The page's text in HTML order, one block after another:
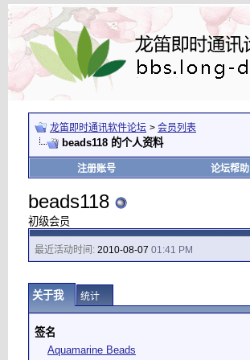
龙笛即时通讯软件论坛 > 会员列表
beads118 的个人资料
注册账号 论坛帮助
beads118
初级会员
最近活动时间: 2010-08-07 01:41 PM
关于我 统计
签名
Aquamarine Beads